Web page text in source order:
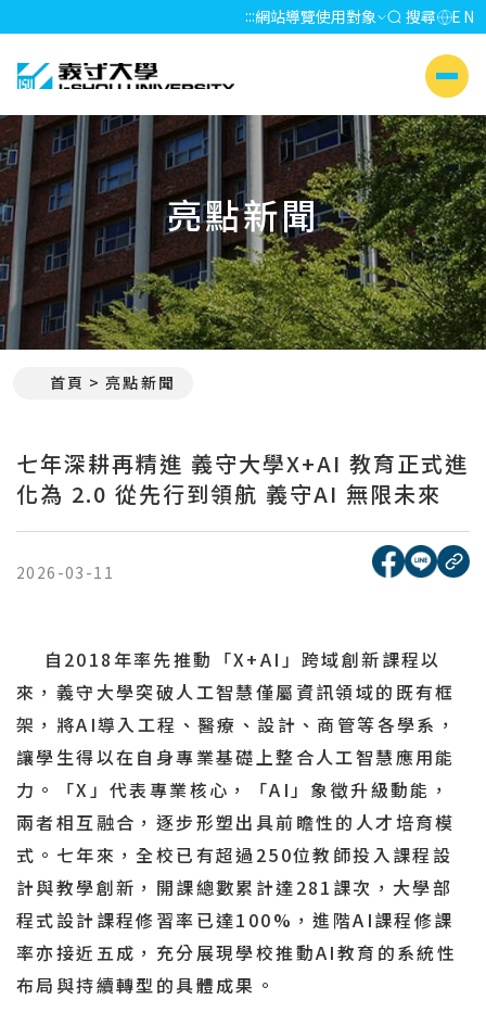
:::網站導覽使用對象 搜尋 EN
義守大學 I-SHOU UNIVERSITY
側選單
亮點新聞
首頁 亮點新聞
七年深耕再精進 義守大學X+AI 教育正式進
化為 2.0 從先行到領航 義守AI 無限未來
2026-03-11
[另開新
[另開
複
自2018年率先推動「X+AI」跨域創新課程以
來，義守大學突破人工智慧僅屬資訊領域的既有框
架，將AI導入工程、醫療、設計、商管等各學系，
讓學生得以在自身專業基礎上整合人工智慧應用能
力。「X」代表專業核心，「AI」象徵升級動能，
兩者相互融合，逐步形塑出具前瞻性的人才培育模
式。七年來，全校已有超過250位教師投入課程設
計與教學創新，開課總數累計達281課次，大學部
程式設計課程修習率已達100%，進階AI課程修課
率亦接近五成，充分展現學校推動AI教育的系統性
布局與持續轉型的具體成果。